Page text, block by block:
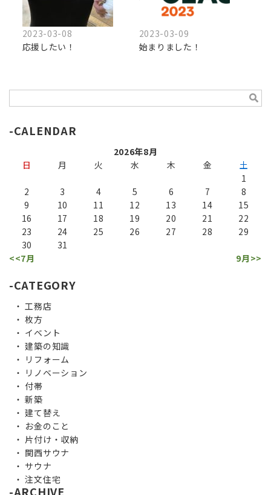
2023-03-08
応援したい！
2023-03-09
始まりました！
CALENDAR
2026年8月
日
月 火 水 木 金
土
1
2
3 4 5 6 7
8
9
10 11 12 13 14
15
16
17 18 19 20 21
22
23
24 25 26 27 28
29
30
31
<<7月
9月>>
CATEGORY
工務店
枚方
イベント
建築の知識
リフォーム
リノベーション
付帯
新築
建て替え
お金のこと
片付け・収納
関西サウナ
サウナ
注文住宅
ARCHIVE